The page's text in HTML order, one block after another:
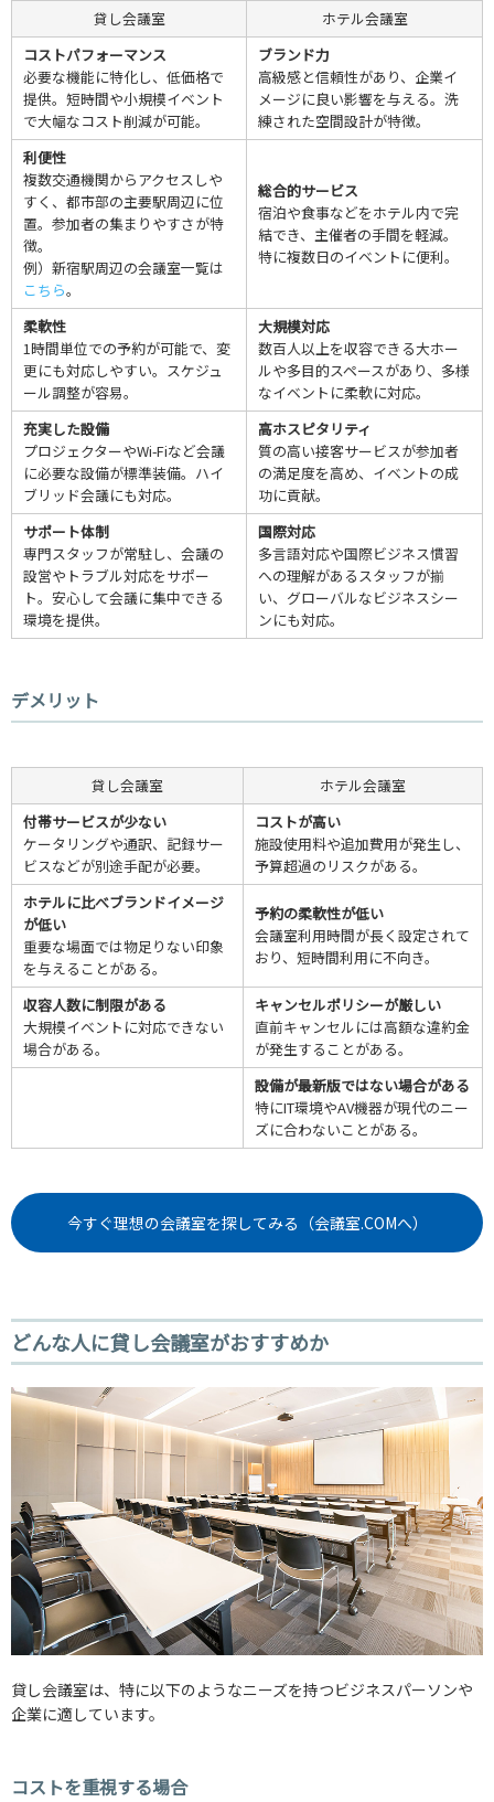
貸し会議室
ホテル会議室
コストパフォーマンス
必要な機能に特化し、低価格で
提供。短時間や小規模イベント
で大幅なコスト削減が可能。
ブランド力
高級感と信頼性があり、企業イ
メージに良い影響を与える。洗
練された空間設計が特徴。
利便性
複数交通機関からアクセスしや
すく、都市部の主要駅周辺に位
置。参加者の集まりやすさが特
徴。
例）新宿駅周辺の会議室一覧は
こちら。
総合的サービス
宿泊や食事などをホテル内で完
結でき、主催者の手間を軽減。
特に複数日のイベントに便利。
柔軟性
1時間単位での予約が可能で、変
更にも対応しやすい。スケジュ
ール調整が容易。
大規模対応
数百人以上を収容できる大ホー
ルや多目的スペースがあり、多様
なイベントに柔軟に対応。
充実した設備
プロジェクターやWi-Fiなど会議
に必要な設備が標準装備。ハイ
ブリッド会議にも対応。
高ホスピタリティ
質の高い接客サービスが参加者
の満足度を高め、イベントの成
功に貢献。
サポート体制
専門スタッフが常駐し、会議の
設営やトラブル対応をサポー
ト。安心して会議に集中できる
環境を提供。
国際対応
多言語対応や国際ビジネス慣習
への理解があるスタッフが揃
い、グローバルなビジネスシー
ンにも対応。
デメリット
貸し会議室
ホテル会議室
付帯サービスが少ない
ケータリングや通訳、記録サー
ビスなどが別途手配が必要。
コストが高い
施設使用料や追加費用が発生し、
予算超過のリスクがある。
ホテルに比べブランドイメージ
が低い
重要な場面では物足りない印象
を与えることがある。
予約の柔軟性が低い
会議室利用時間が長く設定されて
おり、短時間利用に不向き。
収容人数に制限がある
大規模イベントに対応できない
場合がある。
キャンセルポリシーが厳しい
直前キャンセルには高額な違約金
が発生することがある。
設備が最新版ではない場合がある
特にIT環境やAV機器が現代のニー
ズに合わないことがある。
今すぐ理想の会議室を探してみる（会議室.COMへ）
どんな人に貸し会議室がおすすめか
貸し会議室は、特に以下のようなニーズを持つビジネスパーソンや
企業に適しています。
コストを重視する場合